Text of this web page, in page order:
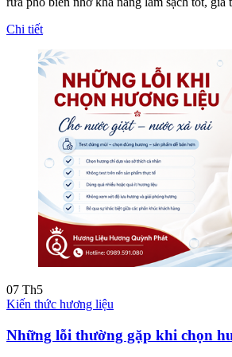
Chi tiết
07 Th5
Kiến thức hương liệu
Những lỗi thường gặp khi chọn